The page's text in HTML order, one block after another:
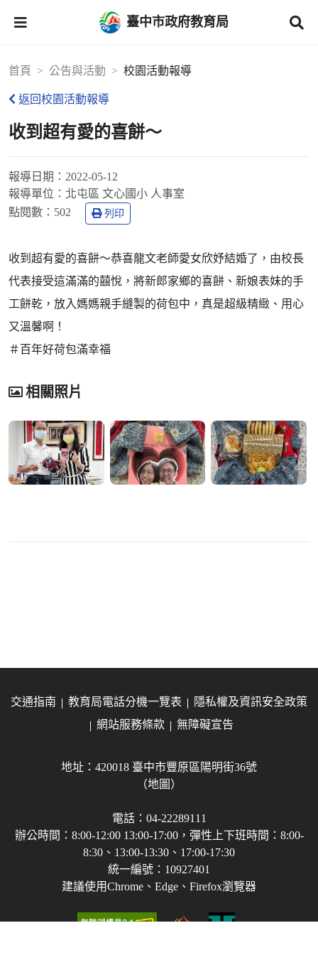
臺中市政府教育局
首頁 公告與活動 校園活動報導
返回校園活動報導
收到超有愛的喜餅～
報導日期： 2022-05-12
報導單位： 北屯區 文心國小 人事室
點閱數： 502 列印
收到超有愛的喜餅～恭喜龍文老師愛女欣妤結婚了，由校長
代表接受這滿滿的囍悅，將新郎家鄉的喜餅、新娘表妹的手
工餅乾，放入媽媽親手縫製的荷包中，真是超級精緻、用心
又溫馨啊！
＃百年好荷包滿幸福
相關照片
交通指南 教育局電話分機一覽表
隱私權及資訊安全政策
網站服務條款
無障礙宣告
地址：420018 臺中市豐原區陽明街36號
（地圖）
電話：04-22289111
辦公時間：8:00-12:00 13:00-17:00，彈性上下班時間：8:00-
8:30、13:00-13:30、17:00-17:30
統一編號：10927401
建議使用Chrome、Edge、Firefox瀏覽器